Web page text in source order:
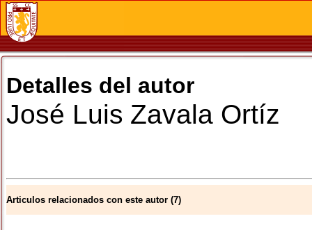
Detalles del autor
José Luis Zavala Ortíz
Articulos relacionados con este autor (7)